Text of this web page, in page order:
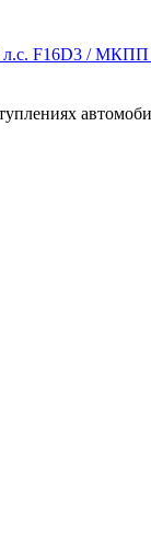
л.с. F16D3 / МКПП